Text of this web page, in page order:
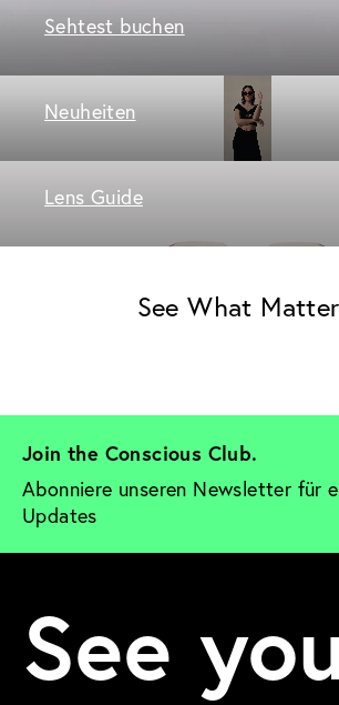
Sehtest buchen
Neuheiten
Lens Guide
See What
Join the Conscious Club.
Abonniere unseren Newsletter für
Updates
See